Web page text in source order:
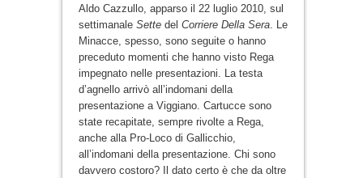
Aldo Cazzullo, apparso il 22 luglio 2010, sul
settimanale Settedel Corriere Della Sera. Le
Minacce, spesso, sono seguite o hanno
preceduto momenti che hanno visto Rega
impegnato nelle presentazioni. La testa
d’agnello arrivò all’indomani della
presentazione a Viggiano. Cartucce sono
state recapitate, sempre rivolte a Rega,
anche alla Pro-Loco di Gallicchio,
all’indomani della presentazione. Chi sono
davvero costoro? Il dato certo è che da oltre